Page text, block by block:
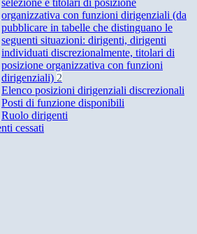
selezione e titolari di posizione
organizzativa con funzioni dirigenziali (da
pubblicare in tabelle che distinguano le
seguenti situazioni: dirigenti, dirigenti
individuati discrezionalmente, titolari di
posizione organizzativa con funzioni
dirigenziali) 2
Elenco posizioni dirigenziali discrezionali
Posti di funzione disponibili
Ruolo dirigenti
cessati